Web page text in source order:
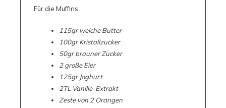
Für die Muffins:
115gr weiche Butter
100gr Kristallzucker
50gr brauner Zucker
2 große Eier
125gr Joghurt
2TL Vanille-Extrakt
Zeste von 2 Orangen